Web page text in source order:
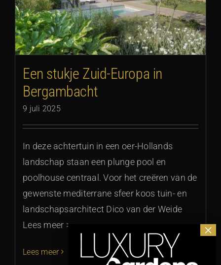
Een stukje Zuid-Europa in
Bergambacht
9 juli 2025
In deze achtertuin in een oer-Hollands
landschap staan een plunge pool en
poolhouse centraal. Voor het creëren van de
gewenste mediterrane sfeer koos tuin- en
landschapsarchitect Dico van der Weide
Lees meer >
Lees meer